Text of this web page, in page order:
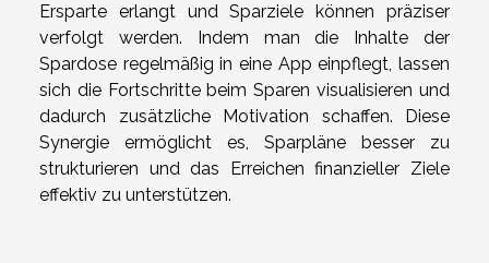
Ersparte erlangt und Sparziele können präziser
verfolgt werden. Indem man die Inhalte der
Spardose regelmäßig in eine App einpflegt, lassen
sich die Fortschritte beim Sparen visualisieren und
dadurch zusätzliche Motivation schaffen. Diese
Synergie ermöglicht es, Sparpläne besser zu
strukturieren und das Erreichen finanzieller Ziele
effektiv zu unterstützen.